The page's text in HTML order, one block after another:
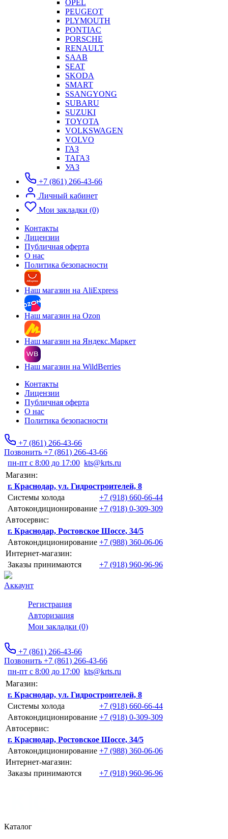
OPEL
PEUGEOT
PLYMOUTH
PONTIAC
PORSCHE
RENAULT
SAAB
SEAT
SKODA
SMART
SSANGYONG
SUBARU
SUZUKI
TOYOTA
VOLKSWAGEN
VOLVO
ГАЗ
ТАГАЗ
УАЗ
+7 (861) 266-43-66
Личный кабинет
Мои закладки (0)
Контакты
Лицензии
Публичная оферта
О нас
Политика безопасности
Наш магазин на AliExpress
Наш магазин на Ozon
Наш магазин на Яндекс.Маркет
Наш магазин на WildBerries
Контакты
Лицензии
Публичная оферта
О нас
Политика безопасности
+7 (861) 266-43-66
Позвонить +7 (861) 266-43-66
пн-пт с 8:00 до 17:00 kts@krts.ru
Магазин:
г. Краснодар, ул. Гидростроителей, 8
Системы холода
+7 (918) 660-66-44
Автокондиционирование +7 (918) 0-309-309
Автосервис:
г. Краснодар, Ростовское Шоссе, 34/5
Автокондиционирование +7 (988) 360-06-06
Интернет-магазин:
Заказы принимаются
+7 (918) 960-96-96
Аккаунт
Регистрация
Авторизация
Мои закладки (0)
+7 (861) 266-43-66
Позвонить +7 (861) 266-43-66
пн-пт с 8:00 до 17:00 kts@krts.ru
Магазин:
г. Краснодар, ул. Гидростроителей, 8
Системы холода
+7 (918) 660-66-44
Автокондиционирование +7 (918) 0-309-309
Автосервис:
г. Краснодар, Ростовское Шоссе, 34/5
Автокондиционирование +7 (988) 360-06-06
Интернет-магазин:
Заказы принимаются
+7 (918) 960-96-96
Каталог